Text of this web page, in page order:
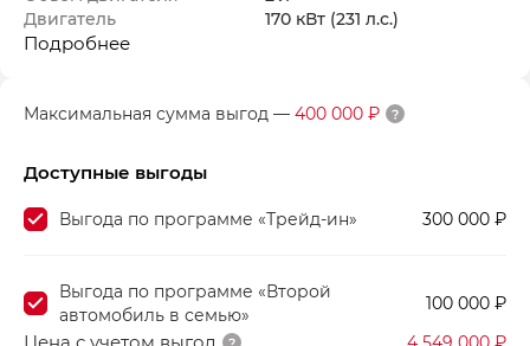
Двигатель
170 кВт (231 л.с.)
Подробнее
Максимальная сумма выгод — 400 000 ₽
Доступные выгоды
300 000 ₽
Выгода по программе «Трейд-ин»
100 000 ₽
Выгода по программе «Второй
автомобиль в семью»